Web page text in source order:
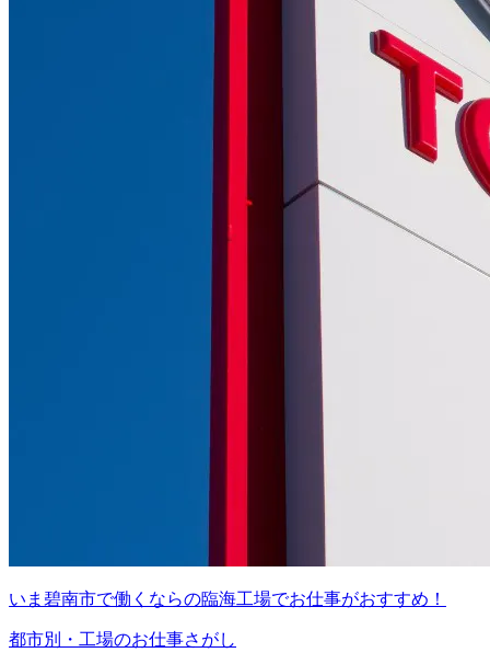
いま碧南市で働くならの臨海工場でお仕事がおすすめ！
都市別・工場のお仕事さがし